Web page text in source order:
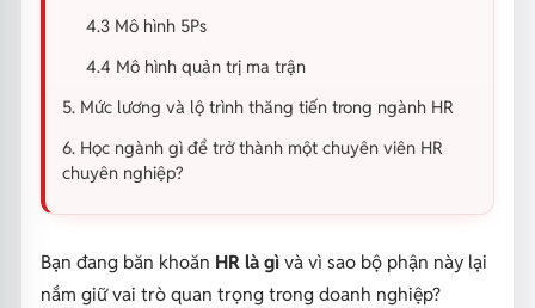
4.3 Mô hình 5Ps
4.4 Mô hình quản trị ma trận
5. Mức lương và lộ trình thăng tiến trong ngành HR
6. Học ngành gì để trở thành một chuyên viên HR
chuyên nghiệp?
Bạn đang băn khoăn HR là gìvà vì sao bộ phận này lại
nắm giữ vai trò quan trọng trong doanh nghiệp?